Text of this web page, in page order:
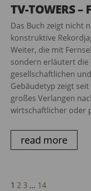
TV-TOWERS –
Das Buch zeigt nicht
konstruktive
Weiter, die mit
sondern erläutert die
gesellschaftlichen
Gebäudetyp zeigt
großes Verlangen
wirtschaftlicher oder
read more
1 2 3 … 14